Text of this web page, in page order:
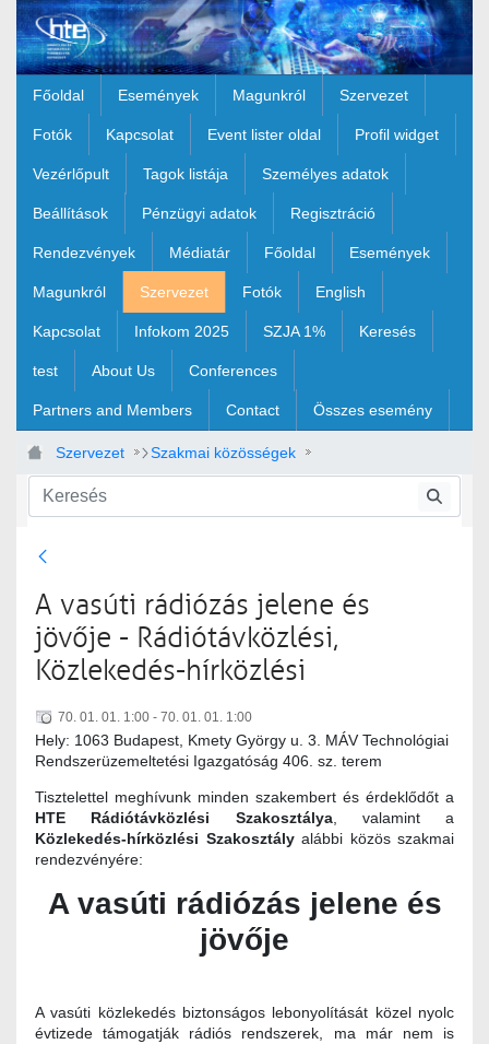
Ugrás a fő tartalomhoz
Főoldal Események Magunkról Szervezet
Fotók Kapcsolat Event lister oldal Profil widget
Vezérlőpult Tagok listája Személyes adatok
Beállítások Pénzügyi adatok Regisztráció
Rendezvények Médiatár Főoldal Események
Magunkról Szervezet Fotók English
Kapcsolat Infokom 2025 SZJA 1% Keresés
test About Us Conferences
Partners and Members Contact Összes esemény
Szervezet Szakmai közösségek
Rádiótávközlési szakosztály
A vasúti rádiózás jelene és
jövője - Rádiótávközlési,
Közlekedés-hírközlési
70. 01. 01. 1:00 - 70. 01. 01. 1:00
Hely: 1063 Budapest, Kmety György u. 3. MÁV Technológiai
Rendszerüzemeltetési Igazgatóság 406. sz. terem
Tisztelettel meghívunk minden szakembert és érdeklődőt a
HTE Rádiótávközlési Szakosztálya, valamint a
Közlekedés-hírközlési Szakosztályalábbi közös szakmai
rendezvényére:
A vasúti rádiózás jelene és
jövője
A vasúti közlekedés biztonságos lebonyolítását közel nyolc
évtizede támogatják rádiós rendszerek, ma már nem is